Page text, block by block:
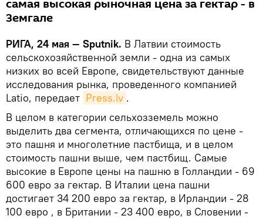
самая высокая рыночная цена за гектар - в
Земгале
РИГА, 24 мая — Sputnik. В Латвии стоимость
сельскохозяйственной земли - одна из самых
низких во всей Европе, свидетельствуют данные
исследования рынка, проведенного компанией
Latio, передает Press.lv .
В целом в категории сельхозземель можно
выделить два сегмента, отличающихся по цене -
это пашня и многолетние пастбища, и в целом
стоимость пашни выше, чем пастбищ. Самые
высокие в Европе цены на пашню в Голландии - 69
600 евро за гектар. В Италии цена пашни
достигает 34 200 евро за гектар, в Ирландии - 28
100 евро , в Британии - 23 400 евро, в Словении -